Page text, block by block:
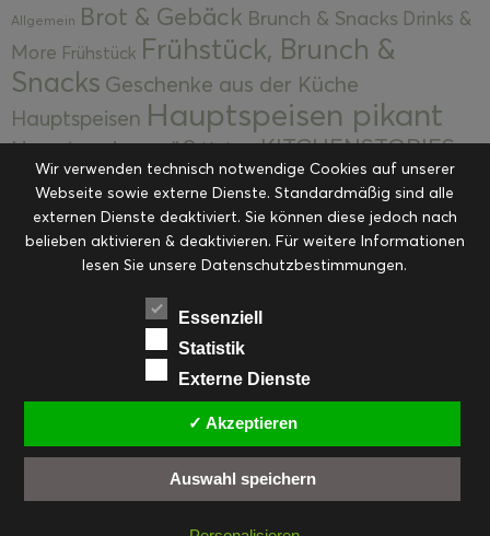
Allgemein Brot & Gebäck Brunch & Snacks Drinks &
More Frühstück Frühstück, Brunch &
Snacks Geschenke aus der Küche
Hauptspeisen Hauptspeisen pikant
Hauptspeisen süßKekseKITCHENSTORIES
Kuchen, Torten & Desserts Kuchen und
Desserts Kulinarik Kulinarische Mitbringsel &
Eingemachtes Ohne Kategorie Ostern Resteküche
RezepteSaisonalSliderStartseite
Suppen, Salate & Vorspeisen
Vorspeisen, Salate & Suppen
Weihnachten Workshops & Events
FACEBOOK PINTEREST
EMAIL
Wir verwenden technisch notwendige Cookies auf unserer
Webseite sowie externe Dienste. Standardmäßig sind alle
externen Dienste deaktiviert. Sie können diese jedoch nach
belieben aktivieren & deaktivieren. Für weitere Informationen
lesen Sie unsere Datenschutzbestimmungen.
Essenziell
Statistik
Externe Dienste
✓ Akzeptieren
Auswahl speichern